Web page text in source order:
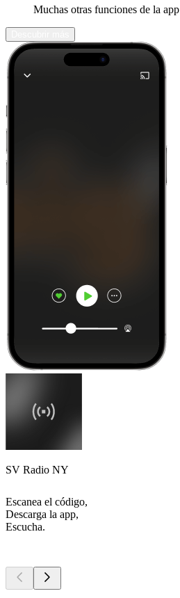
Muchas otras funciones de la app
SV Radio NY
Escanea el código,
Descarga la app,
Escucha.